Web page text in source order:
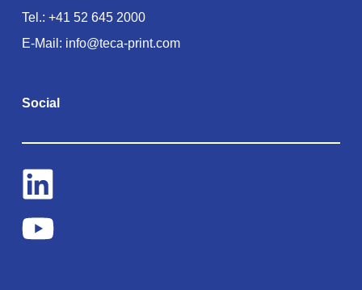
Tel.: +41 52 645 2000
E-Mail: info@teca-print.com
Social